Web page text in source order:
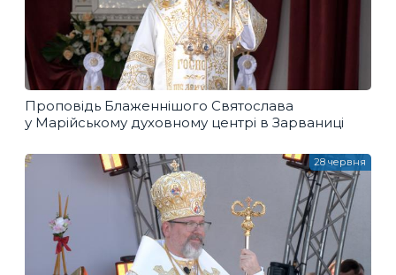
Проповідь Блаженнішого Святослава
у Марійському духовному центрі в Зарваниці
28 червня